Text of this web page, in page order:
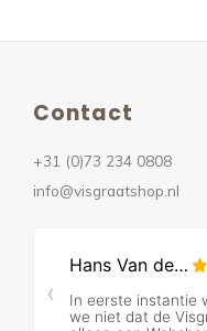
Contact
+31 (0)73 234 0808
info@visgraatshop.nl